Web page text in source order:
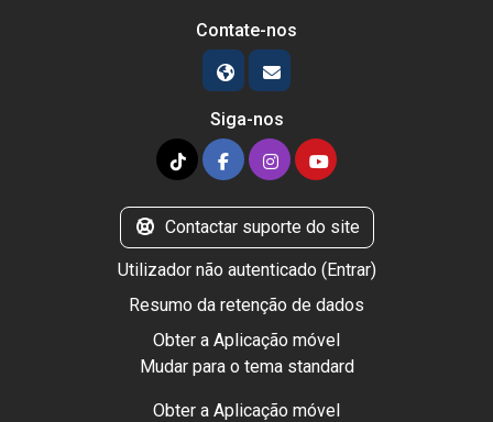
Contate-nos
Siga-nos
Contactar suporte do site
Utilizador não autenticado (Entrar)
Resumo da retenção de dados
Obter a Aplicação móvel
Mudar para o tema standard
Obter a Aplicação móvel